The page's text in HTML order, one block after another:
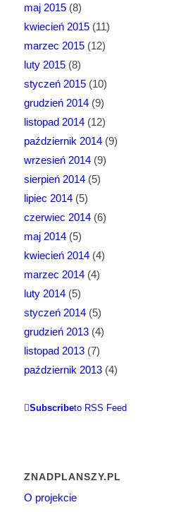
maj 2015(8)
kwiecień 2015(11)
marzec 2015(12)
luty 2015(8)
styczeń 2015(10)
grudzień 2014(9)
listopad 2014(12)
październik 2014(9)
wrzesień 2014(9)
sierpień 2014(5)
lipiec 2014(5)
czerwiec 2014(6)
maj 2014(5)
kwiecień 2014(4)
marzec 2014(4)
luty 2014(5)
styczeń 2014(5)
grudzień 2013(4)
listopad 2013(7)
październik 2013(4)
Subscribeto RSS Feed
ZNADPLANSZY.PL
O projekcie